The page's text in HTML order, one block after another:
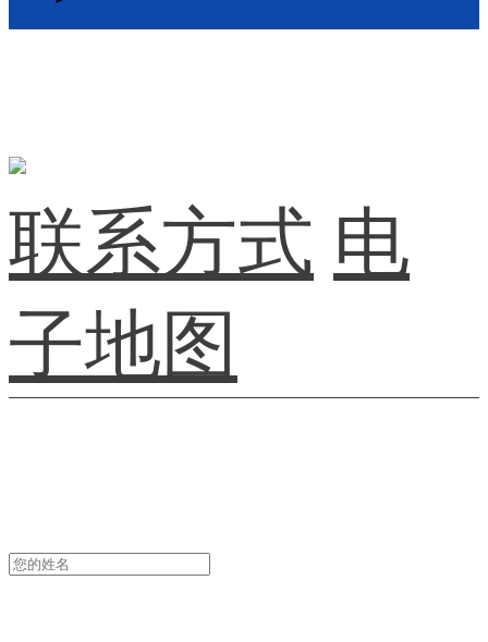
联系方式 电
子地图